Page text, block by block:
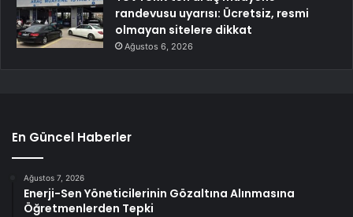
randevusu uyarısı: Ücretsiz, resmi
olmayan sitelere dikkat
Ağustos 6, 2026
En Güncel Haberler
Ağustos 7, 2026
Enerji-Sen Yöneticilerinin Gözaltına Alınmasına
Öğretmenlerden Tepki